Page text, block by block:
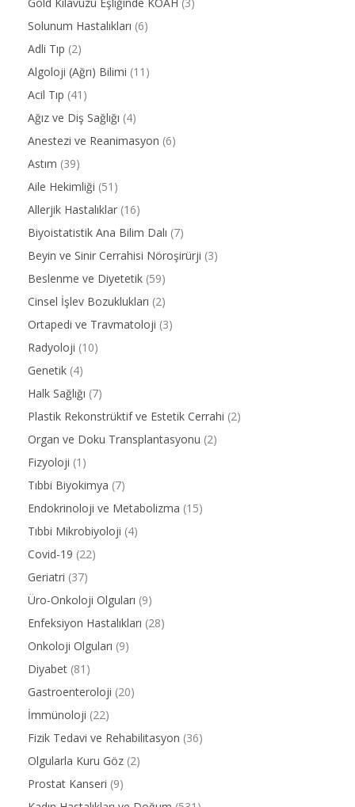
Solunum Hastalıkları (6)
Adli Tıp (2)
Algoloji (Ağrı) Bilimi (11)
Acil Tıp (41)
Ağız ve Diş Sağlığı (4)
Anestezi ve Reanimasyon (6)
Astım (39)
Aile Hekimliği (51)
Allerjik Hastalıklar (16)
Biyoistatistik Ana Bilim Dalı (7)
Beyin ve Sinir Cerrahisi Nöroşirürji (3)
Beslenme ve Diyetetik (59)
Cinsel İşlev Bozuklukları (2)
Ortapedi ve Travmatoloji (3)
Radyoloji (10)
Genetik (4)
Halk Sağlığı (7)
Plastik Rekonstrüktif ve Estetik Cerrahi (2)
Organ ve Doku Transplantasyonu (2)
Fizyoloji (1)
Tıbbi Biyokimya (7)
Endokrinoloji ve Metabolizma (15)
Tıbbi Mikrobiyoloji (4)
Covid-19 (22)
Geriatri (37)
Üro-Onkoloji Olguları (9)
Enfeksiyon Hastalıkları (28)
Onkoloji Olguları (9)
Diyabet (81)
Gastroenteroloji (20)
İmmünoloji (22)
Fizik Tedavi ve Rehabilitasyon (36)
Olgularla Kuru Göz (2)
Prostat Kanseri (9)